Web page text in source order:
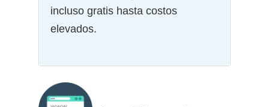
incluso gratis hasta costos
elevados.